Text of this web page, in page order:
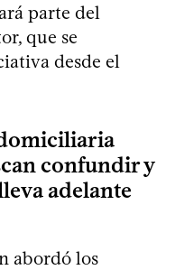
parte del
que se
desde el
confundir y
adelante
abordó los